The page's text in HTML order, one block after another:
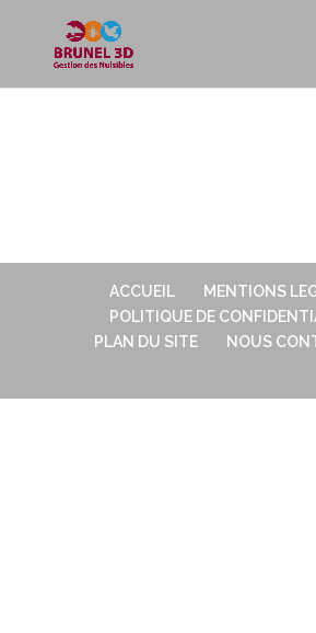
ACCUEIL
MENTIONS
POLITIQUE DE
PLAN DU SITE
NOUS